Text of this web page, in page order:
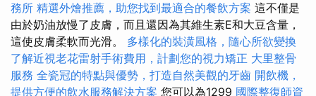
務所 精選外燴推薦，助您找到最適合的餐飲方案 這不僅是
由於奶油放慢了皮膚，而且還因為其維生素E和大豆含量，
這使皮膚柔軟而光滑。 多樣化的裝潢風格，隨心所欲變換
了解近視老花雷射手術費用，計劃您的視力矯正 大里整骨
服務 全瓷冠的特點與優勢，打造自然美觀的牙齒 開飲機，
提供方便的飲水服務解決方案 您可以為1299 國際整復師資